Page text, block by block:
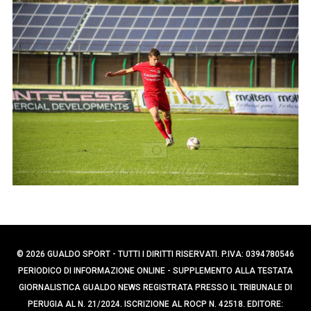
e
r
:
© 2026 GUALDO SPORT - TUTTI I DIRITTI RISERVATI. P.IVA: 0394780546
PERIODICO DI INFORMAZIONE ONLINE - SUPPLEMENTO ALLA TESTATA
GIORNALISTICA GUALDO NEWS REGISTRATA PRESSO IL TRIBUNALE DI
PERUGIA AL N. 21/2024. ISCRIZIONE AL ROCP N. 42518. EDITORE:
e
r
c
a
p
e
r
: